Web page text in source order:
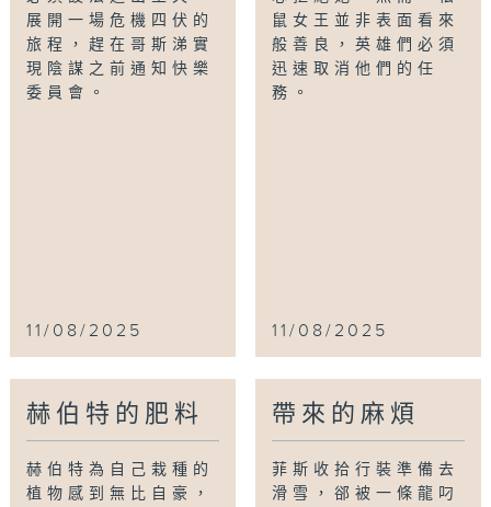
展開一場危機四伏的
旅程，趕在哥斯涕實
現陰謀之前通知快樂
委員會。
11/08/2025
鼠女王並非表面看來
般善良，英雄們必須
迅速取消他們的任
務。
11/08/2025
赫伯特的肥料
赫伯特為自己栽種的
植物感到無比自豪，
帶來的麻煩
菲斯收拾行裝準備去
滑雪，郤被一條龍叼